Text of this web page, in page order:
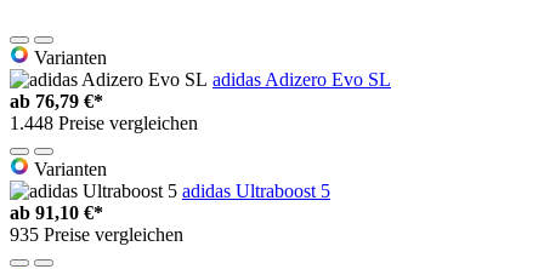
Varianten
adidas Adizero Evo SL
ab 76,79 €*
1.448 Preise vergleichen
Varianten
adidas Ultraboost 5
ab 91,10 €*
935 Preise vergleichen